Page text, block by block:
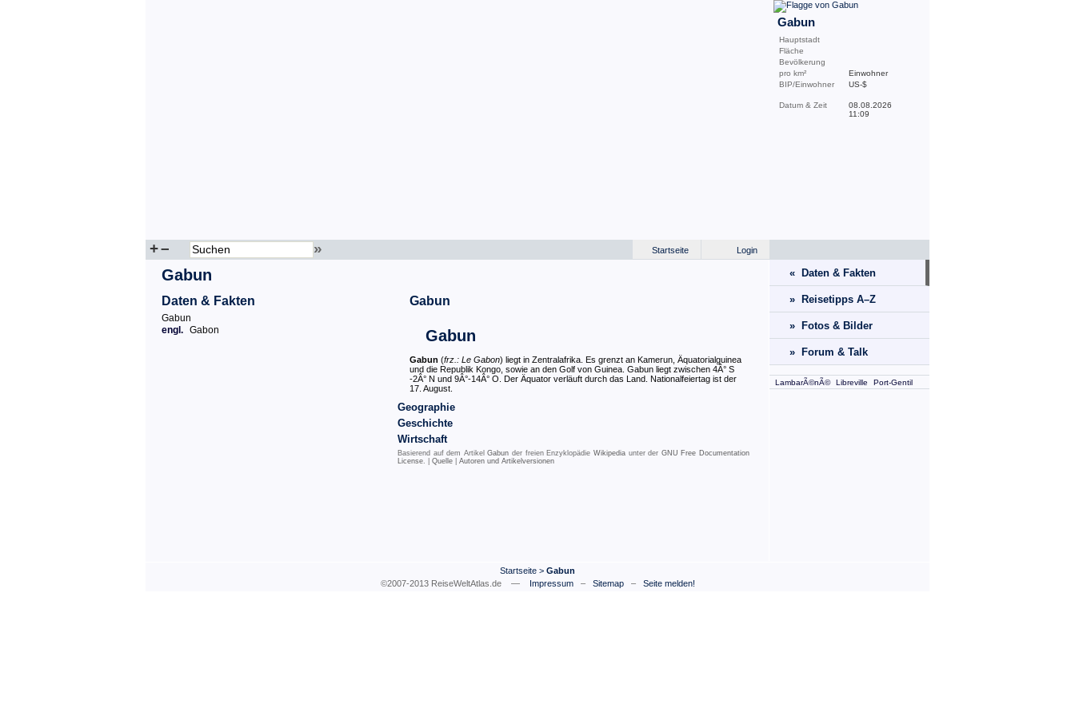
Gabun
Hauptstadt
Fläche
Bevölkerung
pro km²
Einwohner
BIP/Einwohner
US-$
Datum & Zeit
08.08.2026
11:09
+– » Login
Startseite
Gabun
Daten & Fakten
Gabun
engl. Gabon
Gabun
Gabun
Gabun (frz.: Le Gabon) liegt in Zentralafrika. Es grenzt an Kamerun, Äquatorialguinea
und die Republik Kongo, sowie an den Golf von Guinea. Gabun liegt zwischen 4Â° S
-2Â° N und 9Â°-14Â° O. Der Äquator verläuft durch das Land. Nationalfeiertag ist der
17. August.
Geographie
Geschichte
Wirtschaft
Basierend auf dem ArtikelGabun der freien Enzyklopädie Wikipediaunter der GNU Free Documentation
License. | Quelle Autoren und Artikelversionen
« Daten & Fakten
» Reisetipps A–Z
» Fotos & Bilder
» Forum & Talk
LambarÃ©nÃ© Libreville Port-Gentil
Startseite > Gabun
©2007-2013 ReiseWeltAtlas.de —
Impressum– Sitemap– Seite melden!